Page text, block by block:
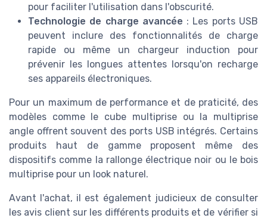
pour faciliter l'utilisation dans l'obscurité.
Technologie de charge avancée : Les ports USB
peuvent inclure des fonctionnalités de charge
rapide ou même un chargeur induction pour
prévenir les longues attentes lorsqu'on recharge
ses appareils électroniques.
Pour un maximum de performance et de praticité, des
modèles comme le cube multiprise ou la multiprise
angle offrent souvent des ports USB intégrés. Certains
produits haut de gamme proposent même des
dispositifs comme la rallonge électrique noir ou le bois
multiprise pour un look naturel.
Avant l'achat, il est également judicieux de consulter
les avis client sur les différents produits et de vérifier si